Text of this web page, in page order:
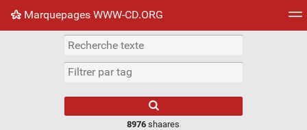
Marquepages WWW-CD.ORG
Nuage de tags Mur d'images
8976 shaares